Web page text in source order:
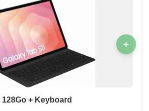
+ Keyboard
+